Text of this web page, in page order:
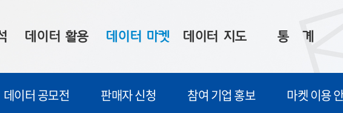
데이터 활용
시각화 서비스
데이터 마켓
맞춤형 의뢰
데이터 지도
데이터 현황
통ㅤ계
통계로 보는 부산
데이터 공모전 판매자 신청 참여 기업 홍보 마켓 이용